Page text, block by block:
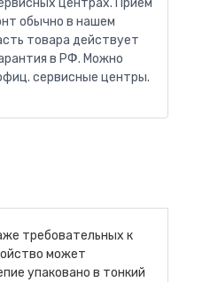
обычно в нашем
товара действует
в РФ. Можно
сервисные центры.
требовательных к
может
упаковано в тонкий